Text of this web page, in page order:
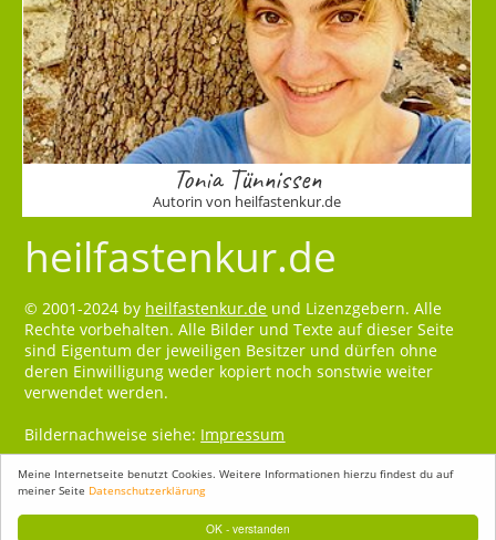
OK - verstanden
Meine Internetseite benutzt Cookies. Weitere Informationen hierzu findest du auf
meiner Seite Datenschutzerklärung
Tonia Tünnissen
Autorin von heilfastenkur.de
heilfastenkur.de
© 2001-2024 by heilfastenkur.de und Lizenzgebern. Alle
Rechte vorbehalten. Alle Bilder und Texte auf dieser Seite
sind Eigentum der jeweiligen Besitzer und dürfen ohne
deren Einwilligung weder kopiert noch sonstwie weiter
verwendet werden.
Bildernachweise siehe: Impressum